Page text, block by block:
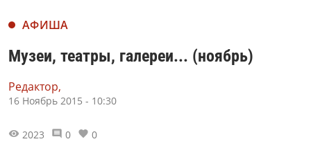
АФИША
Музеи, театры, галереи... (ноябрь)
Редактор,
16 Ноябрь 2015 - 10:30
2023 0 0